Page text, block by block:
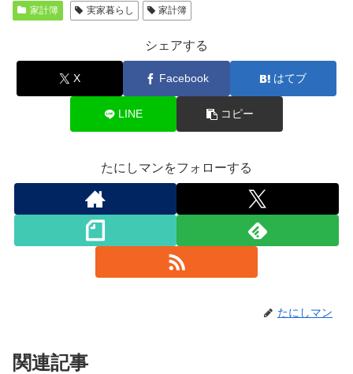
家計簿 実家暮らし 家計簿
シェアする
X Facebook はてブ
LINE コピー
たにしマンをフォローする
たにしマン
関連記事